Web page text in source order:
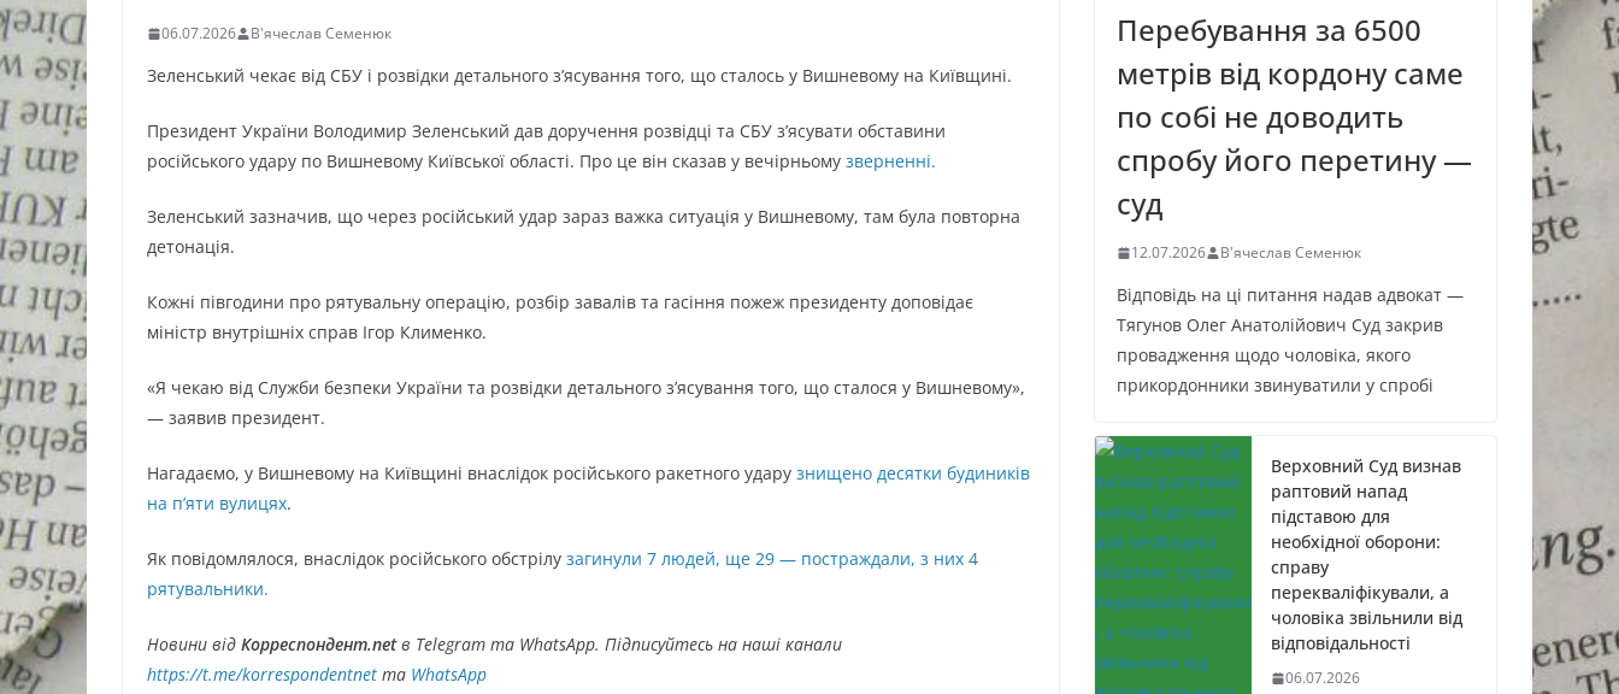
06.07.2026 В'ячеслав Семенюк
Зеленський чекає від СБУ і розвідки детального з’ясування того, що сталось у Вишневому на Київщині.
Президент України Володимир Зеленський дав доручення розвідці та СБУ з’ясувати обставини
російського удару по Вишневому Київської області. Про це він сказав у вечірньому зверненні.
Зеленський зазначив, що через російський удар зараз важка ситуація у Вишневому, там була повторна
детонація.
Кожні півгодини про рятувальну операцію, розбір завалів та гасіння пожеж президенту доповідає
міністр внутрішніх справ Ігор Клименко.
«Я чекаю від Служби безпеки України та розвідки детального з’ясування того, що сталося у Вишневому»,
— заявив президент.
Нагадаємо, у Вишневому на Київщині внаслідок російського ракетного удару знищено десятки будиників
на п’яти вулицях.
Як повідомлялося, внаслідок російського обстрілу загинули 7 людей, ще 29 — постраждали, з них 4
рятувальники.
Новини від Корреспондент.netв Telegram та WhatsApp. Підписуйтесь на наші канали
https://t.me/korrespondentnet та WhatsApp
Перебування за 6500
метрів від кордону саме
по собі не доводить
спробу його перетину —
суд
12.07.2026 В'ячеслав Семенюк
Відповідь на ці питання надав адвокат —
Тягунов Олег Анатолійович Суд закрив
провадження щодо чоловіка, якого
прикордонники звинуватили у спробі
Верховний Суд визнав
раптовий напад
підставою для
необхідної оборони:
справу
перекваліфікували, а
чоловіка звільнили від
відповідальності
06.07.2026